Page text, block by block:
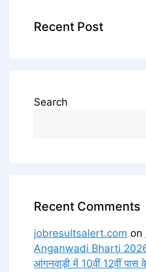
Recent Post
Search
Recent Comments
jobresultsalert.com on
Anganwadi Bharti 2026
आंगनवाड़ी में 10वीं 12वीं पास